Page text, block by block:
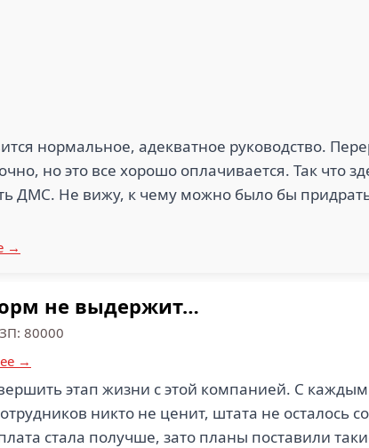
нормальное, адекватное руководство.
но это все хорошо оплачивается. Так что
ДМС. Не вижу, к чему можно было бы
→
не выдержит…
80000
→
этап жизни с этой компанией. С
никто не ценит, штата не осталось
стала получше, зато планы поставили